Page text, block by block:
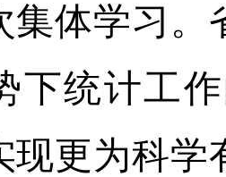
集体学习
下统计工
现更为科学